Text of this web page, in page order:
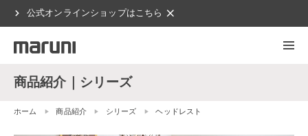
chevron_right 公式オンラインショップはこちら clear
商品紹介｜シリーズ
ホーム 商品紹介 シリーズ ヘッドレスト